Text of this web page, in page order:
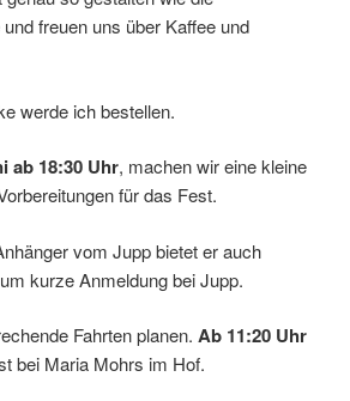
freuen uns über Kaffee und
werde ich bestellen.
ab 18:30 Uhr, machen wir eine kleine
für das Fest.
vom Jupp bietet er auch
kurze Anmeldung bei Jupp.
Fahrten planen. Ab 11:20 Uhr
bei Maria Mohrs im Hof.